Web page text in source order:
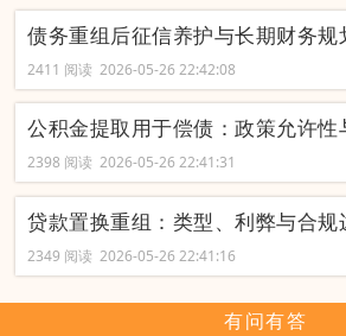
债务重组后征信养护与长期财务规
2411 阅读 2026-05-26 22:42:08
公积金提取用于偿债：政策允许性
2398 阅读 2026-05-26 22:41:31
贷款置换重组：类型、利弊与合规
2349 阅读 2026-05-26 22:41:16
有问有答